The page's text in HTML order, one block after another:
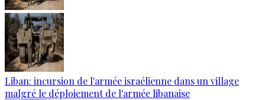
Liban: incursion de l'armée israélienne dans un village
malgré le déploiement de l'armée libanaise